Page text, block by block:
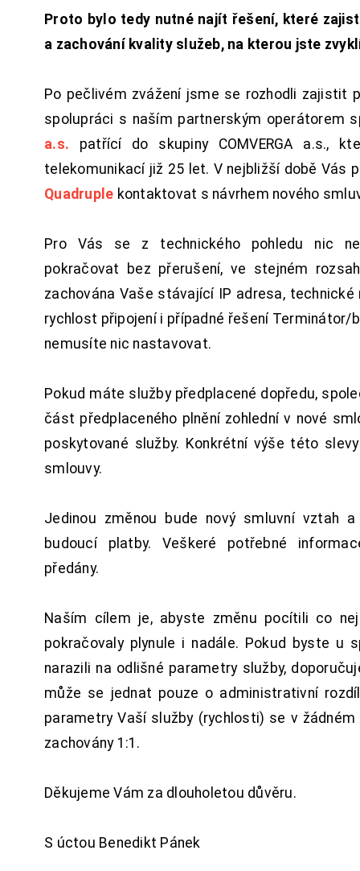
Proto bylo tedy nutné najít řešení, které
a zachování kvality služeb, na kterou jste
Po pečlivém zvážení jsme se rozhodli zajistit
spolupráci s naším partnerským operátorem
a.s. patřící do skupiny COMVERGA a.s.,
telekomunikací již 25 let. V nejbližší době Vás
Quadruple kontaktovat s návrhem nového
Pro Vás se z technického pohledu nic
pokračovat bez přerušení, ve stejném
zachována Vaše stávající IP adresa, technické
rychlost připojení i případné řešení Terminátor/
nemusíte nic nastavovat.
Pokud máte služby předplacené dopředu,
část předplaceného plnění zohlední v nové
poskytované služby. Konkrétní výše této
smlouvy.
Jedinou změnou bude nový smluvní vztah
budoucí platby. Veškeré potřebné
předány.
Naším cílem je, abyste změnu pocítili co
pokračovaly plynule i nadále. Pokud byste u
narazili na odlišné parametry služby,
může se jednat pouze o administrativní
parametry Vaší služby (rychlosti) se v
zachovány 1:1.
Děkujeme Vám za dlouholetou důvěru.
S úctou Benedikt Pánek